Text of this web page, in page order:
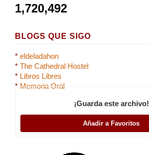
1,720,492
BLOGS QUE SIGO
* eldeladahon
* The Cathedral Hostel
* Libros Libres
* Memoria Oral
¡Guarda este archivo!
Añadir a Favoritos